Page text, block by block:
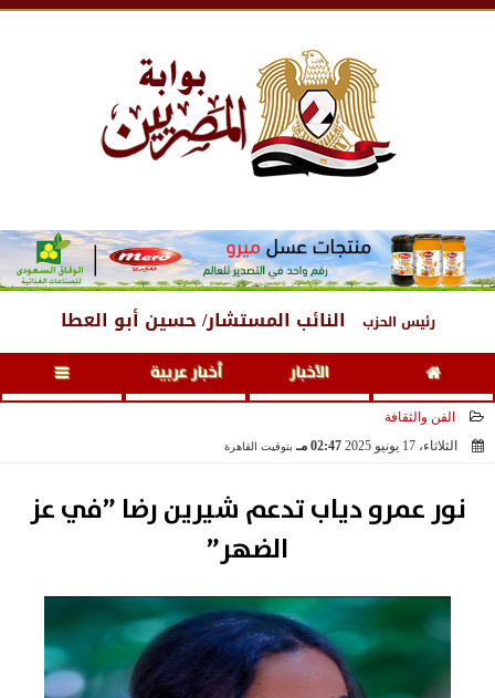
رئيس الحزب النائب المستشار/ حسين أبو العطا
الأخبار أخبار عربية
الفن والثقافة
الثلاثاء، 17 يونيو 2025
02:47 مـ بتوقيت القاهرة
نور عمرو دياب تدعم شيرين رضا ”في عز
الضهر”